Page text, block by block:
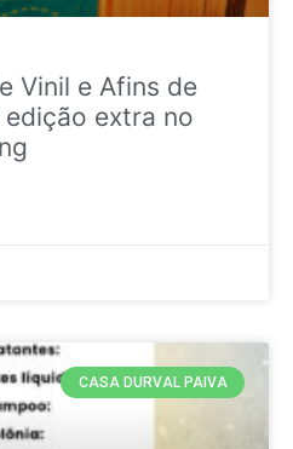
Vinil e Afins de
extra no
CASA DURVAL PAIVA